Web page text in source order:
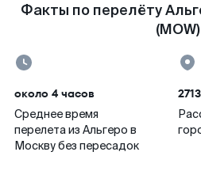
Факты по перелёту
(MOW)
около 4 часов
Среднее время
перелета из Альгеро в
Москву без пересадок